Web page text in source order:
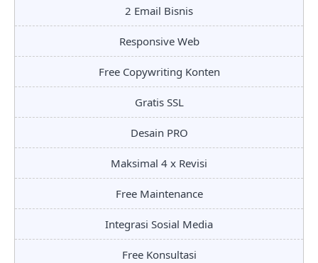
2 Email Bisnis
Responsive Web
Free Copywriting Konten
Gratis SSL
Desain PRO
Maksimal 4 x Revisi
Free Maintenance
Integrasi Sosial Media
Free Konsultasi